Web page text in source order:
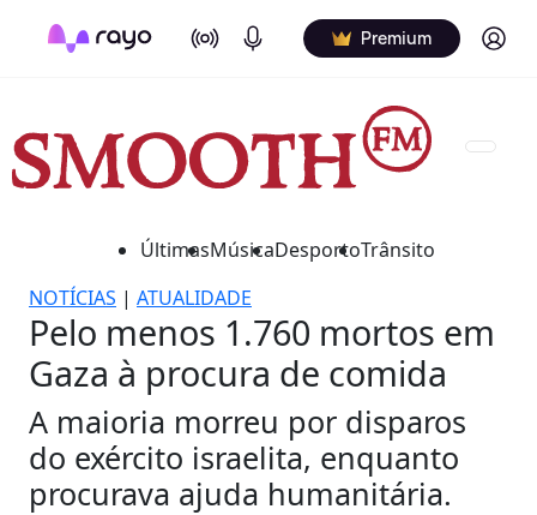
On Air Podcasts Premium Log in
ÚltimasMúsicaDesportoTrânsito
NOTÍCIAS | ATUALIDADE
Pelo menos 1.760 mortos em
Gaza à procura de comida
A maioria morreu por disparos
do exército israelita, enquanto
procurava ajuda humanitária.